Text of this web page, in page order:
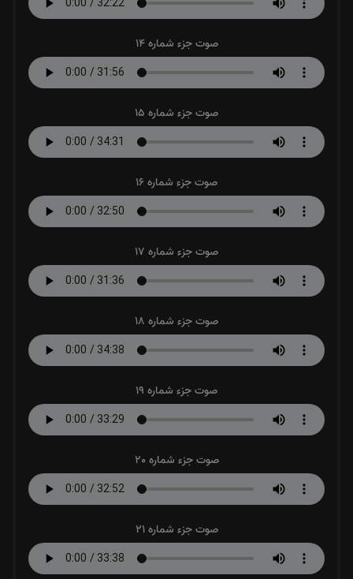
صوت جزء شماره 14
صوت جزء شماره 15
صوت جزء شماره 16
صوت جزء شماره 17
صوت جزء شماره 18
صوت جزء شماره 19
صوت جزء شماره 20
صوت جزء شماره 21